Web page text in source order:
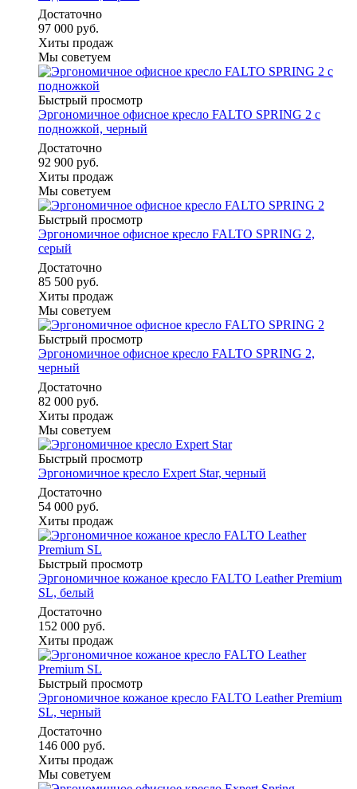
Достаточно
97 000 руб.
Хиты продаж
Мы советуем
Быстрый просмотр
Эргономичное офисное кресло FALTO SPRING 2 с
подножкой, черный
Достаточно
92 900 руб.
Хиты продаж
Мы советуем
Быстрый просмотр
Эргономичное офисное кресло FALTO SPRING 2,
серый
Достаточно
85 500 руб.
Хиты продаж
Мы советуем
Быстрый просмотр
Эргономичное офисное кресло FALTO SPRING 2,
черный
Достаточно
82 000 руб.
Хиты продаж
Мы советуем
Быстрый просмотр
Эргономичное кресло Expert Star, черный
Достаточно
54 000 руб.
Хиты продаж
Быстрый просмотр
Эргономичное кожаное кресло FALTO Leather Premium
SL, белый
Достаточно
152 000 руб.
Хиты продаж
Быстрый просмотр
Эргономичное кожаное кресло FALTO Leather Premium
SL, черный
Достаточно
146 000 руб.
Хиты продаж
Мы советуем